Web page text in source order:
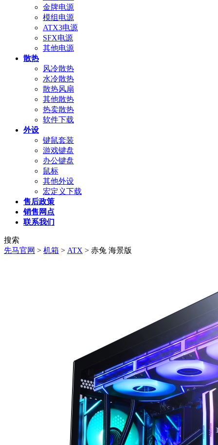
金牌电源
模组电源
ATX3电源
SFX电源
其他电源
散热
风冷散热
水冷散热
散热风扇
其他散热
热卖散热
软件下载
外设
键鼠套装
游戏键盘
办公键盘
鼠标
其他外设
宏定义下载
售后政策
销售网点
联系我们
搜索
先马官网 > 机箱 > ATX > 赤兔 海景版